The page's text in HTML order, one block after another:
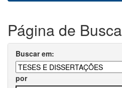
Página de Busca
Buscar em:
por